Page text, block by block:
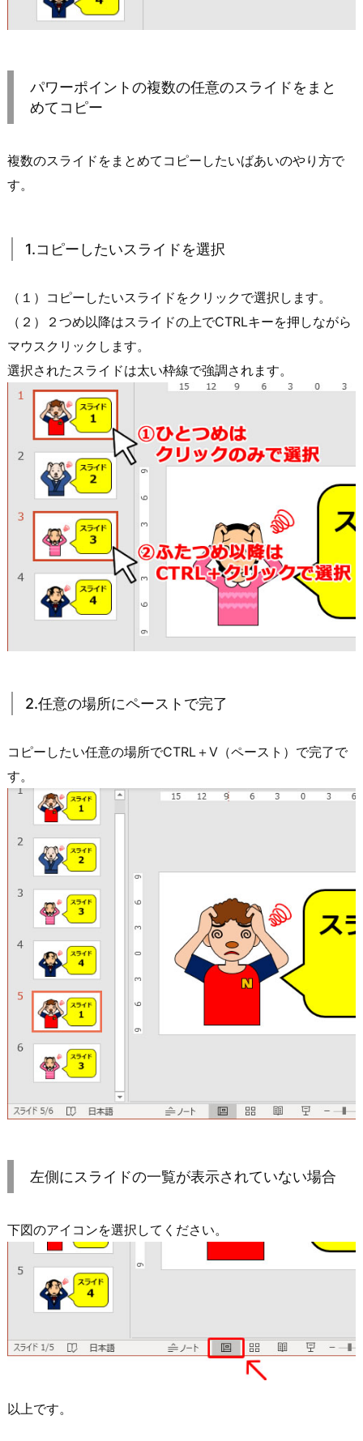
パワーポイントの複数の任意のスライドをまと
めてコピー
複数のスライドをまとめてコピーしたいばあいのやり方で
す。
1.コピーしたいスライドを選択
（１）コピーしたいスライドをクリックで選択します。
（２）２つめ以降はスライドの上でCTRLキーを押しながら
マウスクリックします。
選択されたスライドは太い枠線で強調されます。
2.任意の場所にペーストで完了
コピーしたい任意の場所でCTRL＋V（ペースト）で完了で
す。
左側にスライドの一覧が表示されていない場合
下図のアイコンを選択してください。
以上です。